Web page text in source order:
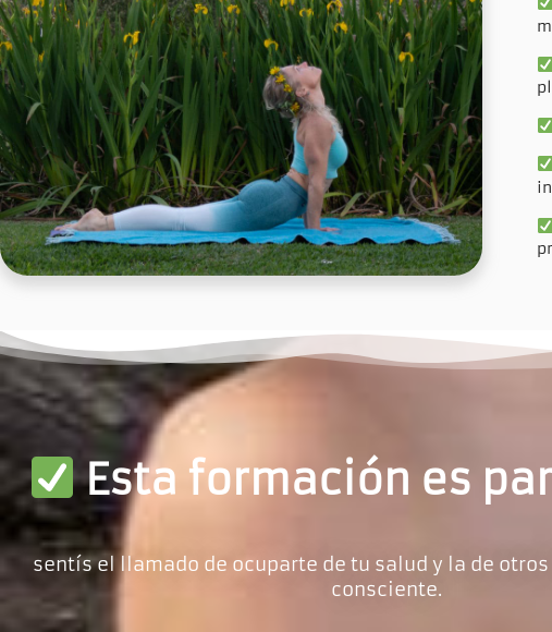
Esta formación es
sentís el llamado de ocuparte de tu salud y la de
consciente.